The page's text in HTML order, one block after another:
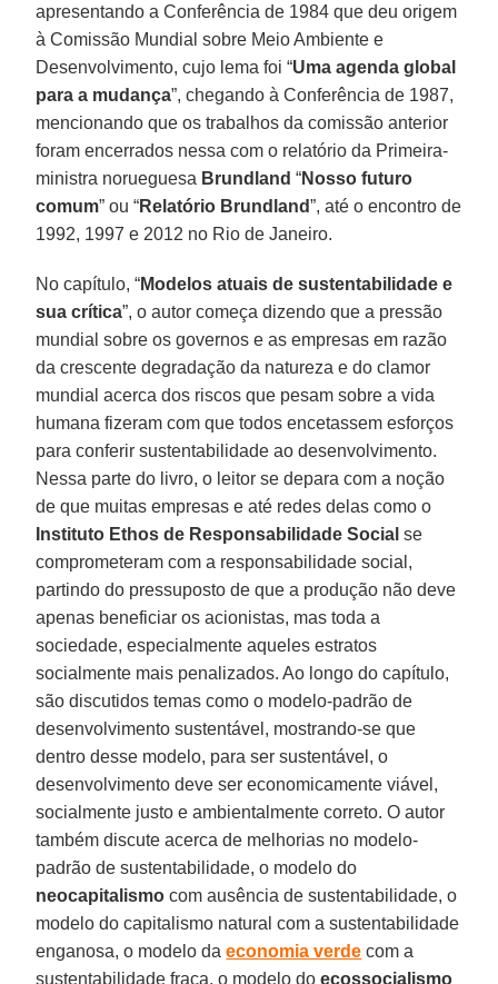
apresentando a Conferência de 1984 que deu origem
à Comissão Mundial sobre Meio Ambiente e
Desenvolvimento, cujo lema foi “Uma agenda global
para a mudança”, chegando à Conferência de 1987,
mencionando que os trabalhos da comissão anterior
foram encerrados nessa com o relatório da Primeira-
ministra norueguesa Brundland “Nosso futuro
comum” ou “Relatório Brundland”, até o encontro de
1992, 1997 e 2012 no Rio de Janeiro.
No capítulo, “Modelos atuais de sustentabilidade e
sua crítica”, o autor começa dizendo que a pressão
mundial sobre os governos e as empresas em razão
da crescente degradação da natureza e do clamor
mundial acerca dos riscos que pesam sobre a vida
humana fizeram com que todos encetassem esforços
para conferir sustentabilidade ao desenvolvimento.
Nessa parte do livro, o leitor se depara com a noção
de que muitas empresas e até redes delas como o
Instituto Ethos de Responsabilidade Social se
comprometeram com a responsabilidade social,
partindo do pressuposto de que a produção não deve
apenas beneficiar os acionistas, mas toda a
sociedade, especialmente aqueles estratos
socialmente mais penalizados. Ao longo do capítulo,
são discutidos temas como o modelo-padrão de
desenvolvimento sustentável, mostrando-se que
dentro desse modelo, para ser sustentável, o
desenvolvimento deve ser economicamente viável,
socialmente justo e ambientalmente correto. O autor
também discute acerca de melhorias no modelo-
padrão de sustentabilidade, o modelo do
neocapitalismo com ausência de sustentabilidade, o
modelo do capitalismo natural com a sustentabilidade
enganosa, o modelo daeconomia verde com a
sustentabilidade fraca, o modelo doecossocialismo